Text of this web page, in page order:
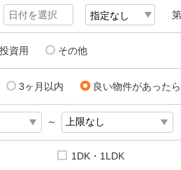
投資用 その他
3ヶ月以内 良い物件があったら
～
1DK・1LDK